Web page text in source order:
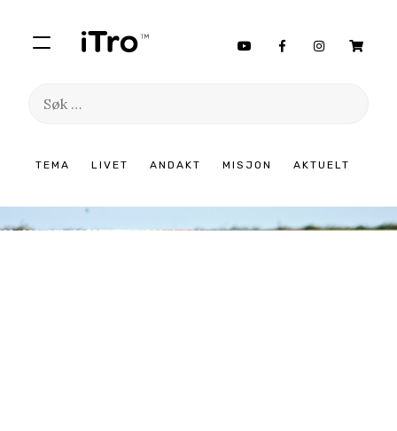
TEMA LIVET ANDAKT MISJON AKTUELT
Søk
innhold